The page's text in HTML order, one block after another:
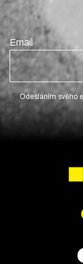
Email
Odesláním svého